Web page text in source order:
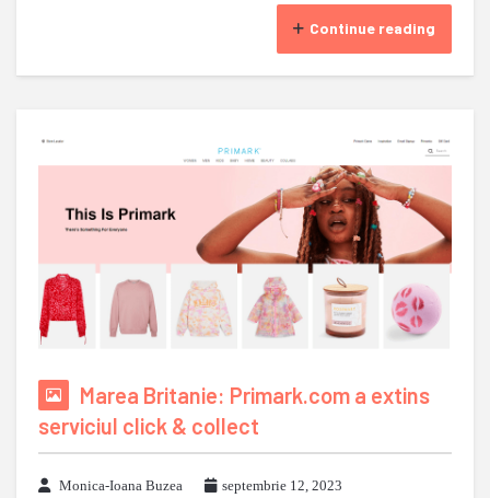
Continue reading
Marea Britanie: Primark.com a extins
serviciul click & collect
Monica-Ioana Buzea
septembrie 12, 2023